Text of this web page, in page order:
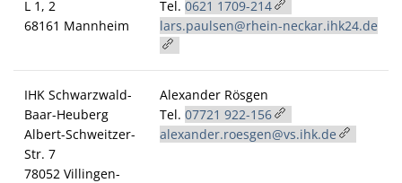
L 1, 2
68161 Mannheim
Tel. 0621 1709-214
lars.paulsen@rhein-neckar.ihk24.de
IHK Schwarzwald-
Baar-Heuberg
Albert-Schweitzer-
Str. 7
78052 Villingen-
Alexander Rösgen
Tel. 07721 922-156
alexander.roesgen@vs.ihk.de